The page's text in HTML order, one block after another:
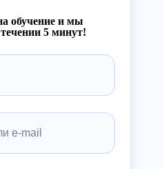
обучение и мы
5 минут!